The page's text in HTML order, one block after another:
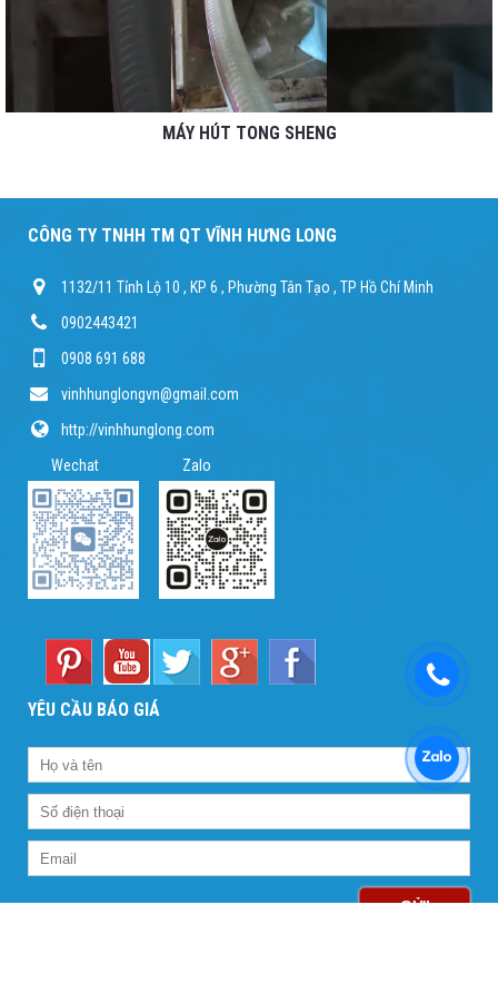
MÁY HÚT TONG SHENG
CÔNG TY TNHH TM QT VĨNH HƯNG LONG
1132/11 Tỉnh Lộ 10 , KP 6 , Phường Tân Tạo , TP Hồ Chí Minh
0902443421
0908 691 688
vinhhunglongvn@gmail.com
http://vinhhunglong.com
Wechat Zalo
YÊU CẦU BÁO GIÁ
GỬI